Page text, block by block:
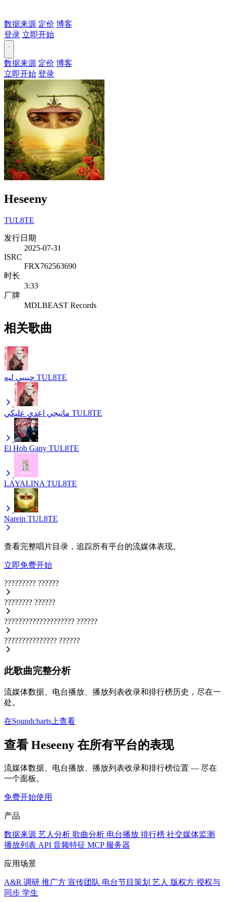
数据来源 定价 博客
登录 立即开始
数据来源 定价 博客
立即开始 登录
Heseeny
TUL8TE
发行日期
2025-07-31
ISRC
FRX762563690
时长
3:33
厂牌
MDLBEAST Records
相关歌曲
حبيبي ليه TUL8TE
ماتيجي اعدي عليكي TUL8TE
El Hob Gany TUL8TE
LAYALINA TUL8TE
Narein TUL8TE
查看完整唱片目录，追踪所有平台的流媒体表现。
立即免费开始
????????? ??????
???????? ??????
???????????????????? ??????
??????????????? ??????
此歌曲完整分析
流媒体数据、电台播放、播放列表收录和排行榜历史，尽在一
处。
在Soundcharts上查看
查看 Heseeny 在所有平台的表现
流媒体数据、电台播放、播放列表收录和排行榜位置 — 尽在
一个面板。
免费开始使用
产品
数据来源 艺人分析 歌曲分析 电台播放 排行榜 社交媒体监测
播放列表 API 音频特征 MCP 服务器
应用场景
A&R 调研 推广方 宣传团队 电台节目策划 艺人 版权方 授权与
同步 学生